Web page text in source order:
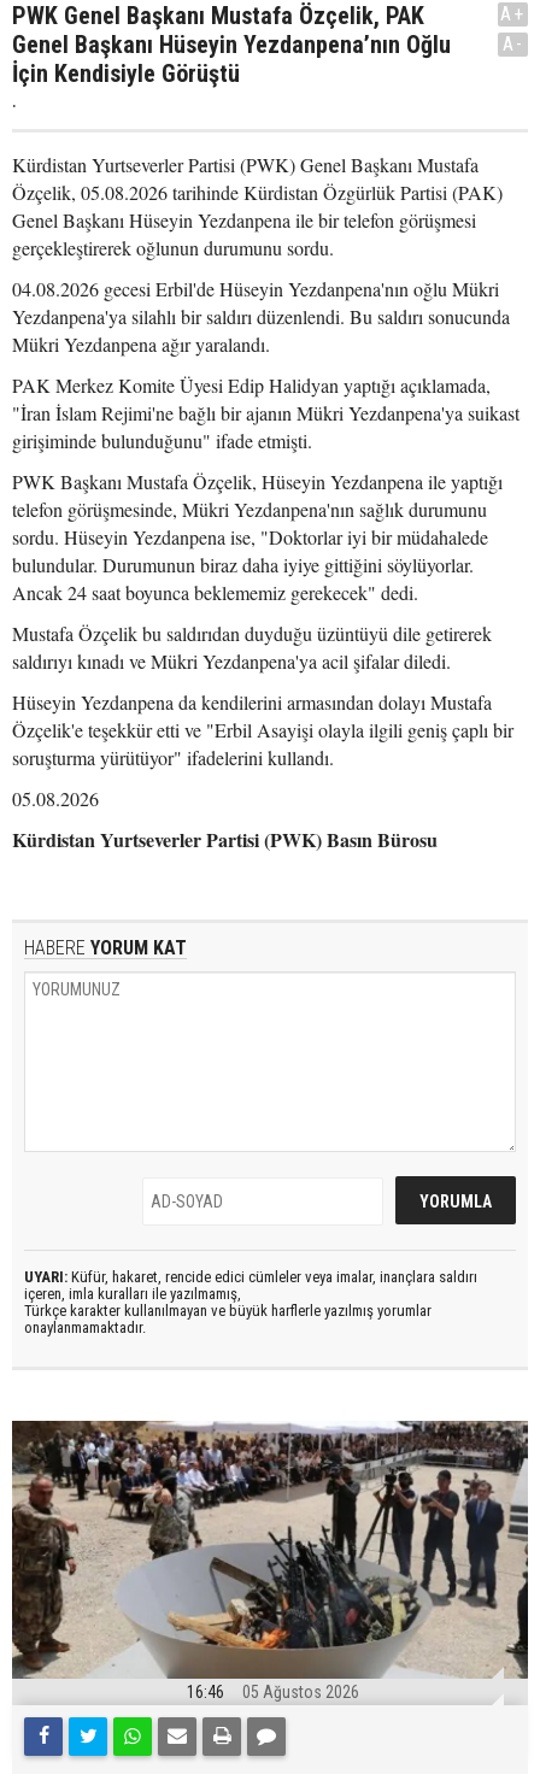
PWK Genel Başkanı Mustafa Özçelik, PAK
Genel Başkanı Hüseyin Yezdanpena’nın Oğlu
İçin Kendisiyle Görüştü
.
A+
A-
Kürdistan Yurtseverler Partisi (PWK) Genel Başkanı Mustafa
Özçelik, 05.08.2026 tarihinde Kürdistan Özgürlük Partisi (PAK)
Genel Başkanı Hüseyin Yezdanpena ile bir telefon görüşmesi
gerçekleştirerek oğlunun durumunu sordu.
04.08.2026 gecesi Erbil'de Hüseyin Yezdanpena'nın oğlu Mükri
Yezdanpena'ya silahlı bir saldırı düzenlendi. Bu saldırı sonucunda
Mükri Yezdanpena ağır yaralandı.
PAK Merkez Komite Üyesi Edip Halidyan yaptığı açıklamada,
"İran İslam Rejimi'ne bağlı bir ajanın Mükri Yezdanpena'ya suikast
girişiminde bulunduğunu" ifade etmişti.
PWK Başkanı Mustafa Özçelik, Hüseyin Yezdanpena ile yaptığı
telefon görüşmesinde, Mükri Yezdanpena'nın sağlık durumunu
sordu. Hüseyin Yezdanpena ise, "Doktorlar iyi bir müdahalede
bulundular. Durumunun biraz daha iyiye gittiğini söylüyorlar.
Ancak 24 saat boyunca beklememiz gerekecek" dedi.
Mustafa Özçelik bu saldırıdan duyduğu üzüntüyü dile getirerek
saldırıyı kınadı ve Mükri Yezdanpena'ya acil şifalar diledi.
Hüseyin Yezdanpena da kendilerini armasından dolayı Mustafa
Özçelik'e teşekkür etti ve "Erbil Asayişi olayla ilgili geniş çaplı bir
soruşturma yürütüyor" ifadelerini kullandı.
05.08.2026
Kürdistan Yurtseverler Partisi (PWK) Basın Bürosu
HABERE YORUM KAT
UYARI: Küfür, hakaret, rencide edici cümleler veya imalar, inançlara saldırı
içeren, imla kuralları ile yazılmamış,
Türkçe karakter kullanılmayan ve büyük harflerle yazılmış yorumlar
onaylanmamaktadır.
16:46 05 Ağustos 2026